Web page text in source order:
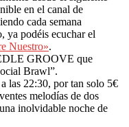
en el canal de
cada semana
ya podéis ecuchar el
Nuestro».
GROOVE que
Brawl”.
las 22:30, por tan solo 5€
melodías de dos
inolvidable noche de